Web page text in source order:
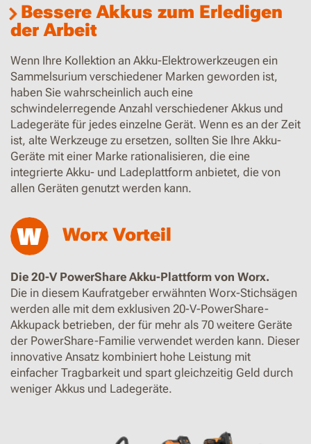
Bessere Akkus zum Erledigen
der Arbeit
Wenn Ihre Kollektion an Akku-Elektrowerkzeugen ein
Sammelsurium verschiedener Marken geworden ist,
haben Sie wahrscheinlich auch eine
schwindelerregende Anzahl verschiedener Akkus und
Ladegeräte für jedes einzelne Gerät. Wenn es an der Zeit
ist, alte Werkzeuge zu ersetzen, sollten Sie Ihre Akku-
Geräte mit einer Marke rationalisieren, die eine
integrierte Akku- und Ladeplattform anbietet, die von
allen Geräten genutzt werden kann.
Worx Vorteil
Die 20-V PowerShare Akku-Plattform von Worx.
Die in diesem Kaufratgeber erwähnten Worx-Stichsägen
werden alle mit dem exklusiven 20-V-PowerShare-
Akkupack betrieben, der für mehr als 70 weitere Geräte
der PowerShare-Familie verwendet werden kann. Dieser
innovative Ansatz kombiniert hohe Leistung mit
einfacher Tragbarkeit und spart gleichzeitig Geld durch
weniger Akkus und Ladegeräte.